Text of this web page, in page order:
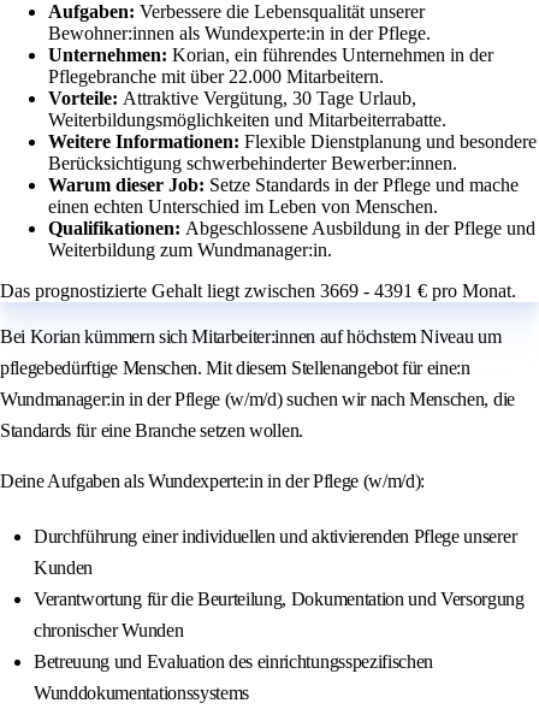
Aufgaben: Verbessere die Lebensqualität unserer
Bewohner:innen als Wundexperte:in in der Pflege.
Unternehmen: Korian, ein führendes Unternehmen in der
Pflegebranche mit über 22.000 Mitarbeitern.
Vorteile: Attraktive Vergütung, 30 Tage Urlaub,
Weiterbildungsmöglichkeiten und Mitarbeiterrabatte.
Weitere Informationen: Flexible Dienstplanung und besondere
Berücksichtigung schwerbehinderter Bewerber:innen.
Warum dieser Job: Setze Standards in der Pflege und mache
einen echten Unterschied im Leben von Menschen.
Qualifikationen: Abgeschlossene Ausbildung in der Pflege und
Weiterbildung zum Wundmanager:in.
Das prognostizierte Gehalt liegt zwischen 3669 - 4391 € pro Monat.
Bei Korian kümmern sich Mitarbeiter:innen auf höchstem Niveau um
pflegebedürftige Menschen. Mit diesem Stellenangebot für eine:n
Wundmanager:in in der Pflege (w/m/d) suchen wir nach Menschen, die
Standards für eine Branche setzen wollen.
Deine Aufgaben als Wundexperte:in in der Pflege (w/m/d):
Durchführung einer individuellen und aktivierenden Pflege unserer
Kunden
Verantwortung für die Beurteilung, Dokumentation und Versorgung
chronischer Wunden
Betreuung und Evaluation des einrichtungsspezifischen
Wunddokumentationssystems